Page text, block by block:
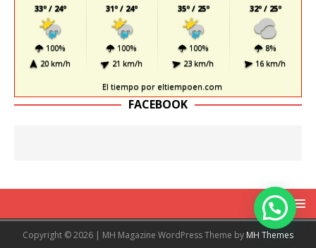
33º / 24º
100%
20 km/h
31º / 24º
100%
21 km/h
35º / 25º
100%
23 km/h
32º / 25º
8%
16 km/h
El tiempo por eltiempoen.com
FACEBOOK
Copyright © 2026 | MH Magazine WordPress Theme by MH Themes